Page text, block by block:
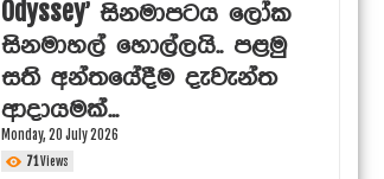
Odyssey' සිනමාපටය ලෝක
සිනමාහල් හොල්ලයි.. පළමු
සති අන්තයේදීම දැවැන්ත
ආදායමක්...
Monday, 20 July 2026
71Views